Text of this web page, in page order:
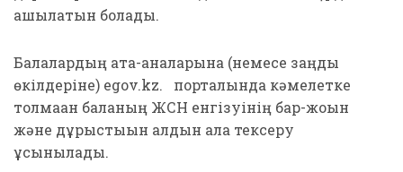
ашылатын болады.
Балалардың ата-аналарына (немесе заңды
өкілдеріне) egov.kz. порталында кәмелетке
толмаған баланың ЖСН енгізуінің бар-жоғын
және дұрыстығын алдын ала тексеру
ұсынылады.